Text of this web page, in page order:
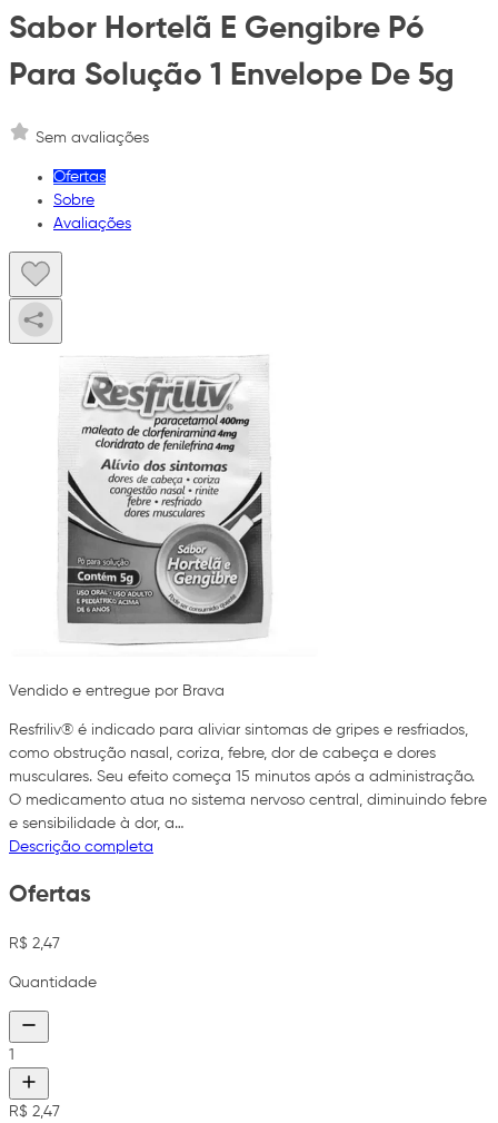
Sabor Hortelã E Gengibre Pó
Para Solução 1 Envelope De 5g
Sem avaliações
Ofertas
Sobre
Avaliações
Vendido e entregue por Brava
Resfriliv® é indicado para aliviar sintomas de gripes e resfriados,
como obstrução nasal, coriza, febre, dor de cabeça e dores
musculares. Seu efeito começa 15 minutos após a administração.
O medicamento atua no sistema nervoso central, diminuindo febre
e sensibilidade à dor, a…
Descrição completa
Ofertas
R$ 2,47
Quantidade
1
R$ 2,47